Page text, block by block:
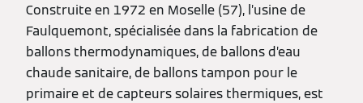
Construite en 1972 en Moselle (57), l’usine de
Faulquemont, spécialisée dans la fabrication de
ballons thermodynamiques, de ballons d’eau
chaude sanitaire, de ballons tampon pour le
primaire et de capteurs solaires thermiques, est